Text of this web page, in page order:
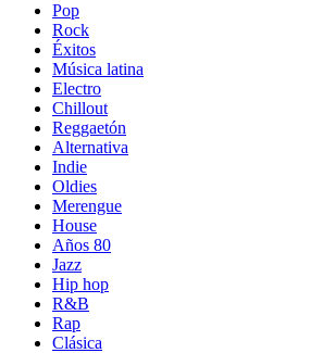
Pop
Rock
Éxitos
Música latina
Electro
Chillout
Reggaetón
Alternativa
Indie
Oldies
Merengue
House
Años 80
Jazz
Hip hop
R&B
Rap
Clásica